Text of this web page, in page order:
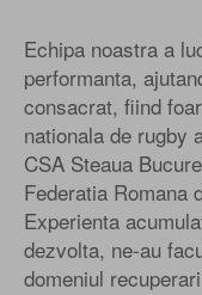
Echipa noastra a
performanta,
consacrat, fiind
nationala de rugby
CSA Steaua
Federatia Romana
Experienta
dezvolta, ne-au
domeniul